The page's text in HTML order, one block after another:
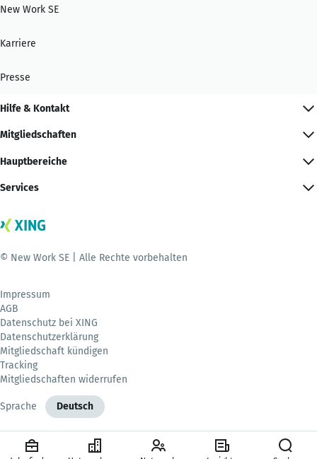
New Work SE
Karriere
Presse
Hilfe & Kontakt
Mitgliedschaften
Hauptbereiche
Services
© New Work SE | Alle Rechte vorbehalten
Impressum
AGB
Datenschutz bei XING
Datenschutzerklärung
Mitgliedschaft kündigen
Tracking
Mitgliedschaften widerrufen
Sprache Deutsch